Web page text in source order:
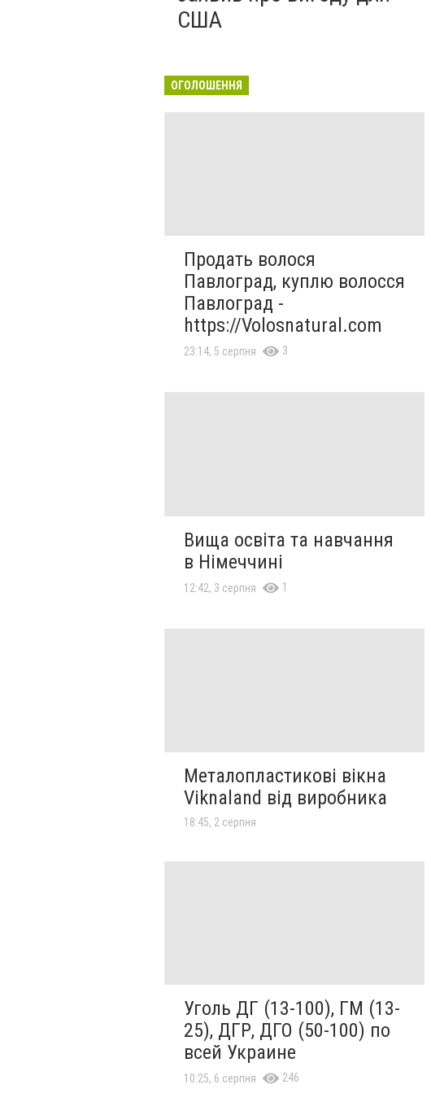
США
ОГОЛОШЕННЯ
Продать волося
Павлоград, куплю волосся
Павлоград -
https://Volosnatural.com
23:14, 5 серпня 3
Вища освіта та навчання
в Німеччині
12:42, 3 серпня 1
Металопластикові вікна
Viknaland від виробника
18:45, 2 серпня
Уголь ДГ (13-100), ГМ (13-
25), ДГР, ДГО (50-100) по
всей Украине
10:25, 6 серпня 246